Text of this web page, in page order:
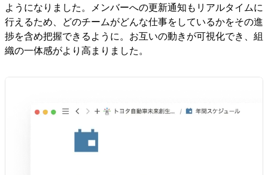
ようになりました。メンバーへの更新通知もリアルタイムに
行えるため、どのチームがどんな仕事をしているかをその進
捗を含め把握できるように。お互いの動きが可視化でき、組
織の一体感がより高まりました。